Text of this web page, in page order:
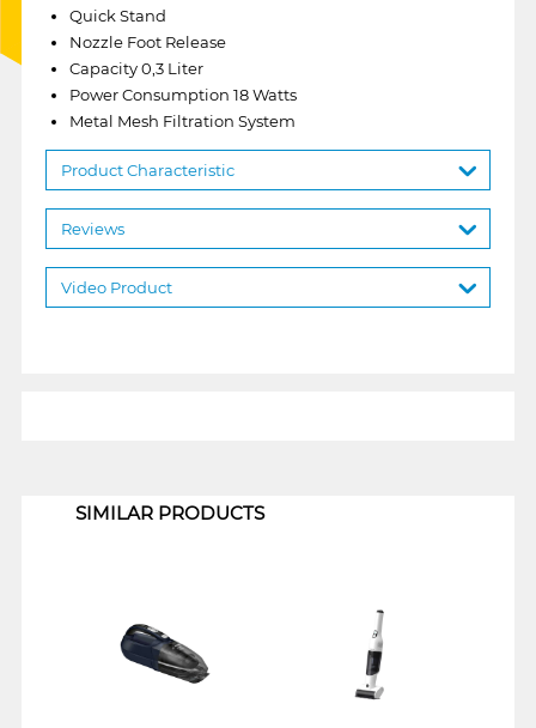
Quick Stand
Nozzle Foot Release
Capacity 0,3 Liter
Power Consumption 18 Watts
Metal Mesh Filtration System
Product Characteristic
Reviews
Video Product
SIMILAR PRODUCTS